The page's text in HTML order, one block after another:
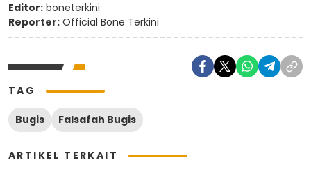
Editor: boneterkini
Reporter: Official Bone Terkini
TAG
Bugis Falsafah Bugis
ARTIKEL TERKAIT